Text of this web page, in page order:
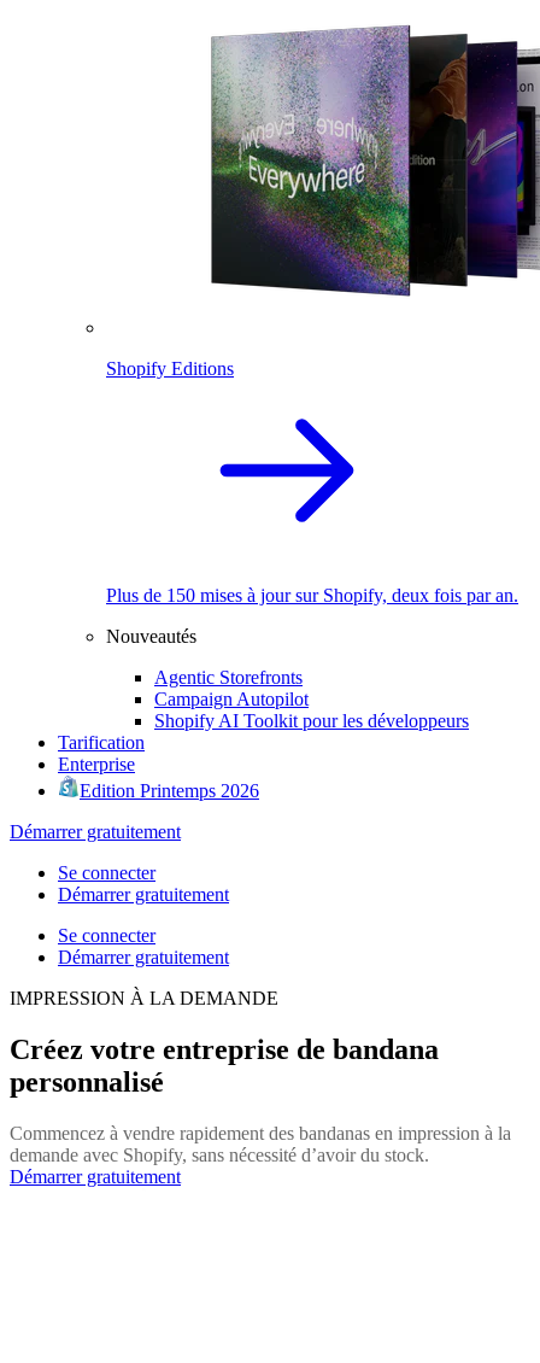
Shopify Editions
Plus de 150 mises à jour sur Shopify, deux fois par an.
Nouveautés
Agentic Storefronts
Campaign Autopilot
Shopify AI Toolkit pour les développeurs
Tarification
Enterprise
Edition Printemps 2026
Démarrer gratuitement
Se connecter
Démarrer gratuitement
Se connecter
Démarrer gratuitement
IMPRESSION À LA DEMANDE
Créez votre entreprise de bandana
personnalisé
Commencez à vendre rapidement des bandanas en impression à la
demande avec Shopify, sans nécessité d’avoir du stock.
Démarrer gratuitement